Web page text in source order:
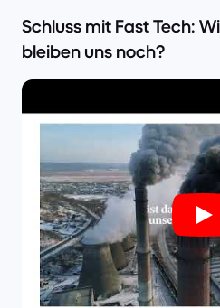
Schluss mit Fast Tech:
bleiben uns noch?